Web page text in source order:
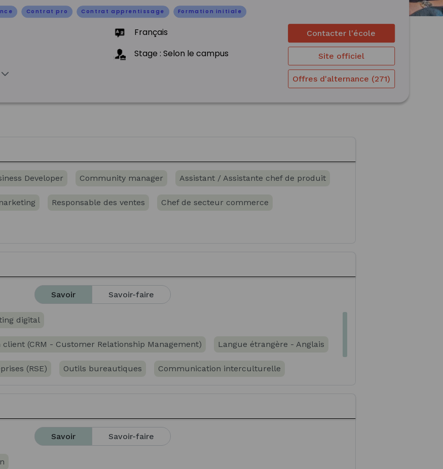
Contrat pro Contrat apprentissage Formation initiale
Français
Stage : Selon le campus
Contacter l'école
Site officiel
Offres d'alternance (271)
Developer Community manager Assistant / Assistante chef de produit
Responsable des ventes Chef de secteur commerce
Savoir Savoir-faire
digital
(CRM - Customer Relationship Management) Langue étrangère - Anglais
(RSE) Outils bureautiques Communication interculturelle
Savoir Savoir-faire